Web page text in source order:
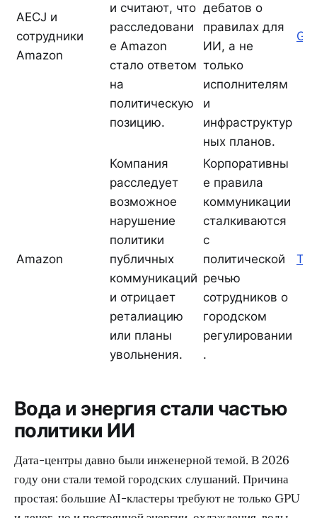
AECJ и
сотрудники
Amazon
и считают, что
расследовани
е Amazon
стало ответом
на
политическую
позицию.
дебатов о
правилах для
ИИ, а не
только
исполнителям
и
инфраструктур
ных планов.
Amazon
Компания
расследует
возможное
нарушение
политики
публичных
коммуникаций
и отрицает
реталиацию
или планы
увольнения.
Корпоративны
е правила
коммуникации
сталкиваются
с
политической
речью
сотрудников о
городском
регулировании
.
Вода и энергия стали частью
политики ИИ
Дата-центры давно были инженерной темой. В 2026
году они стали темой городских слушаний. Причина
простая: большие AI-кластеры требуют не только GPU